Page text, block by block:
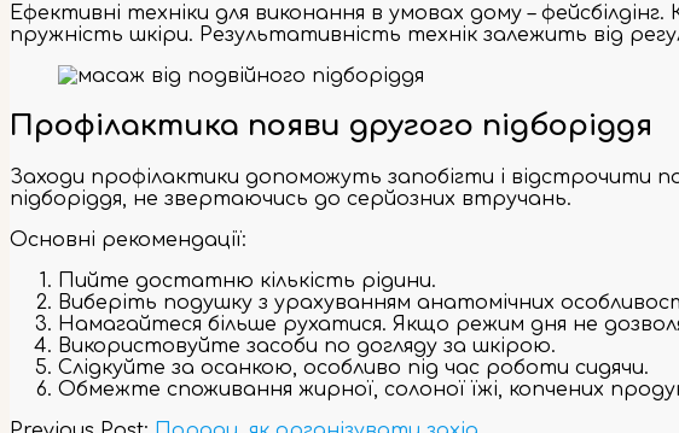
Ефективні техніки для виконання в умовах дому –
пружність шкіри. Результативність технік залежить від
Профілактика появи другого підборіддя
Заходи профілактики допоможуть запобігти і відстрочити
підборіддя, не звертаючись до серйозних втручань.
Основні рекомендації:
Пийте достатню кількість рідини.
Виберіть подушку з урахуванням анатомічних
Намагайтеся більше рухатися. Якщо режим дня не
Використовуйте засоби по догляду за шкірою.
Слідкуйте за осанкою, особливо під час роботи сидячи.
Обмежте споживання жирної, солоної їжі, копчених